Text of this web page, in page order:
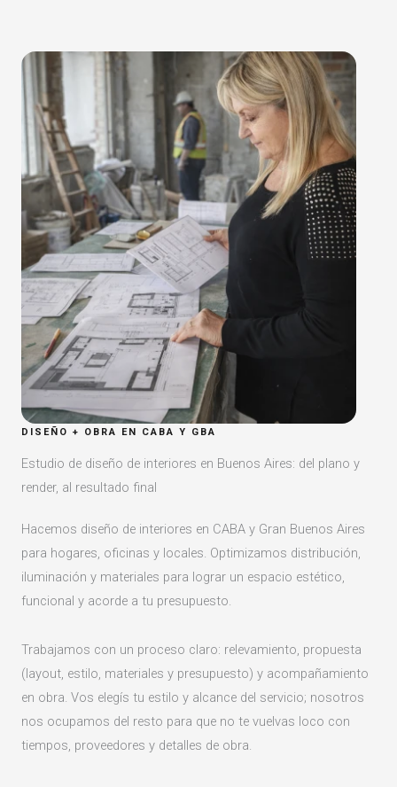
DISEÑO + OBRA EN CABA Y GBA
Estudio de diseño de interiores en Buenos Aires: del plano y
render, al resultado final
Hacemos diseño de interiores en CABA y Gran Buenos Aires
para hogares, oficinas y locales. Optimizamos distribución,
iluminación y materiales para lograr un espacio estético,
funcional y acorde a tu presupuesto.
Trabajamos con un proceso claro: relevamiento, propuesta
(layout, estilo, materiales y presupuesto) y acompañamiento
en obra. Vos elegís tu estilo y alcance del servicio; nosotros
nos ocupamos del resto para que no te vuelvas loco con
tiempos, proveedores y detalles de obra.